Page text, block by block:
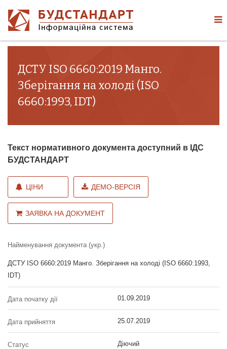
ДСТУ ISO 6660:2019 Манго.
Зберігання на холоді (ISO
6660:1993, IDT)
Текст нормативного документа доступний в ІДС
БУДСТАНДАРТ
ЦІНИ ДЕМО-ВЕРСІЯ
ЗАЯВКА НА ДОКУМЕНТ
Найменування документа (укр.)
ДСТУ ISO 6660:2019 Манго. Зберігання на холоді (ISO 6660:1993,
IDT)
Дата початку дії 01.09.2019
Дата прийняття 25.07.2019
Статус Діючий